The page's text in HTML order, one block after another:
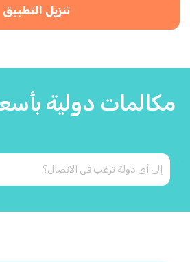
تنزيل التطبيق
مكالمات دولية